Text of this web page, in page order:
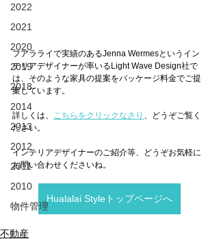
2022
2021
2020
2019
2018
2014
2013
2012
2011
2010
物件管理
フアラライで実績のあるJenna Wermesというイン
テリアデザイナーが率いるLight Wave Design社で
は、そのような家具の提案をパッケージ料金でご提
案しています。
詳しくは、 こちらをクリックなさり
、どうぞご覧く
ださい。
インテリアデザイナーのご紹介等、どうぞお気軽に
お問い合わせくださいね。
Hualalai Styleトップページへ
不動産